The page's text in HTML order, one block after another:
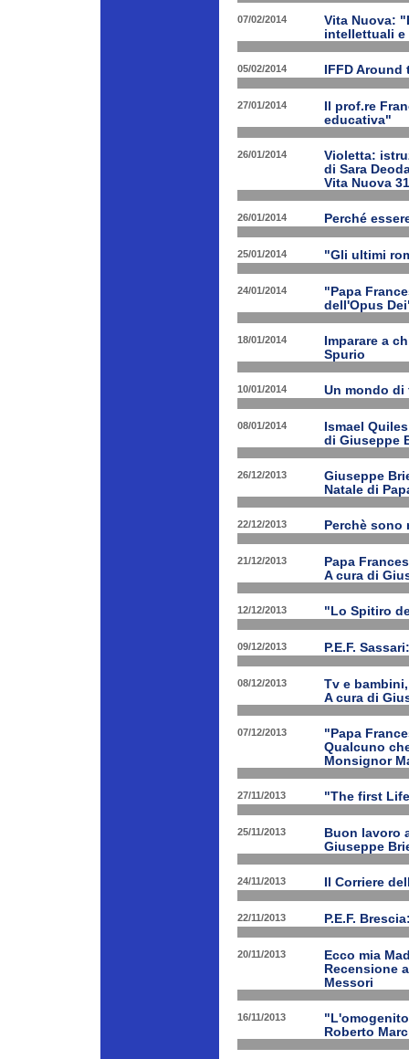
07/02/2014
Vita Nuova:
intellettuali e
05/02/2014 IFFD
27/01/2014
Il prof.re
educativa"
26/01/2014
Violetta:
di Sara
Vita Nuova
26/01/2014 Perché
25/01/2014 "Gli ultimi
24/01/2014
"Papa
dell'Opus
18/01/2014
Imparare a
Spurio
10/01/2014 Un mondo di
08/01/2014
Ismael
di Giuseppe
26/12/2013
Giuseppe
Natale di
22/12/2013 Perchè sono
21/12/2013
Papa
A cura di
12/12/2013 "Lo Spitiro
09/12/2013 P.E.F.
08/12/2013
Tv e
A cura di
07/12/2013
"Papa
Qualcuno
Monsignor
27/11/2013 "The first
25/11/2013
Buon lavoro
Giuseppe
24/11/2013 Il Corriere
22/11/2013 P.E.F.
20/11/2013
Ecco mia
Recensione
Messori
16/11/2013
Roberto